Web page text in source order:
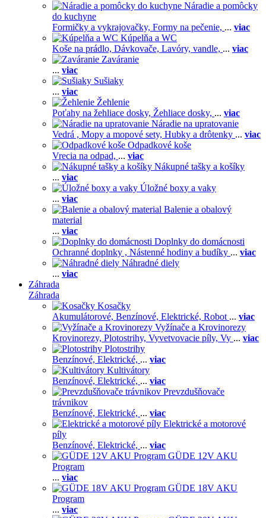
Náradie a pomôcky
do kuchyne
Formičky a vykrajovačky, Formy na pečenie, ... viac
Kúpelňa a WC
Koše na prádlo, Dávkovače, Lavóry, vandle, ... viac
Zaváranie
... viac
Sušiaky
... viac
Žehlenie
Poťahy na žehliace dosky, Žehliace dosky, ... viac
Náradie na upratovanie
Vedrá , Mopy a mopové sety, Hubky a drôtenky ... viac
Odpadkové koše
Vrecia na odpad, ... viac
Nákupné tašky a košíky
... viac
Úložné boxy a vaky
... viac
Balenie a obalový
material
... viac
Doplnky do domácnosti
Ochranné doplnky , Nástenné hodiny a budíky ... viac
Náhradné diely
... viac
Záhrada
Záhrada
Kosačky
Akumulátorové, Benzínové, Elektrické, Robot ... viac
Vyžínače a Krovinorezy
Krovinorezy, Plotostrihy, Vyvetvovacie píly, Vy ... viac
Plotostrihy
Benzínové, Elektrické, ... viac
Kultivátory
Benzínové, Elektrické, ... viac
Prevzdušňovače
trávnikov
Benzínové, Elektrické, ... viac
Elektrické a motorové
píly
Benzínové, Elektrické, ... viac
GÜDE 12V AKU
Program
... viac
GÜDE 18V AKU
Program
... viac